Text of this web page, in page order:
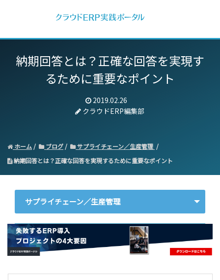
納期回答とは？正確な回答を実現す
るために重要なポイント
2019.02.26
クラウドERP編集部
ホーム ブログ
サプライチェーン／生産管理
納期回答とは？正確な回答を実現するために重要なポイント
サプライチェーン／生産管理
ERP
会計